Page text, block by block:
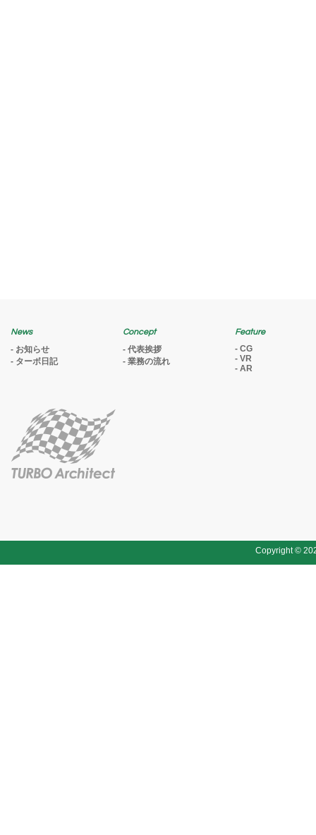
News
お知らせ
ターボ日記
Concept
代表挨拶
業務の流れ
Feature
CG
VR
AR
Copyright ©